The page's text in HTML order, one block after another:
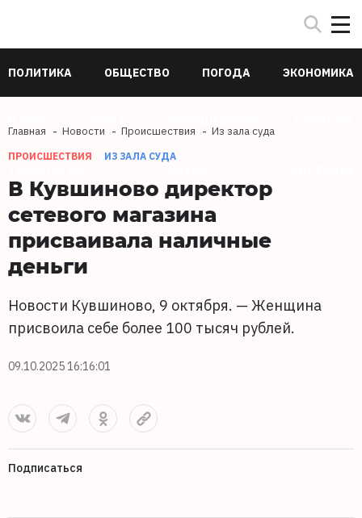
ПОЛИТИКА ОБЩЕСТВО ПОГОДА ЭКОНОМИКА
Главная Новости Происшествия Из зала суда
ПРОИСШЕСТВИЯ ИЗ ЗАЛА СУДА
В Кувшиново директор
сетевого магазина
присваивала наличные
деньги
Новости Кувшиново, 9 октября. — Женщина
присвоила себе более 100 тысяч рублей.
09.10.2025 16:16:01
Подписаться